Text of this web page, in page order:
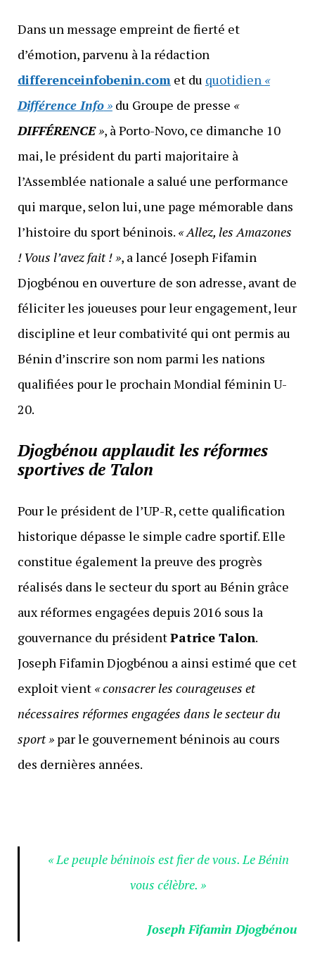
Dans un message empreint de fierté et
d’émotion, parvenu à la rédaction
differenceinfobenin.comet du quotidien «
Différence Info»du Groupe de presse «
DIFFÉRENCE», à Porto-Novo, ce dimanche 10
mai, le président du parti majoritaire à
l’Assemblée nationale a salué une performance
qui marque, selon lui, une page mémorable dans
l’histoire du sport béninois. « Allez, les Amazones
! Vous l’avez fait ! », a lancé Joseph Fifamin
Djogbénou en ouverture de son adresse, avant de
féliciter les joueuses pour leur engagement, leur
discipline et leur combativité qui ont permis au
Bénin d’inscrire son nom parmi les nations
qualifiées pour le prochain Mondial féminin U-
20.
Djogbénou applaudit les réformes
sportives de Talon
Pour le président de l’UP-R, cette qualification
historique dépasse le simple cadre sportif. Elle
constitue également la preuve des progrès
réalisés dans le secteur du sport au Bénin grâce
aux réformes engagées depuis 2016 sous la
gouvernance du présidentPatrice Talon.
Joseph Fifamin Djogbénou a ainsi estimé que cet
exploit vient « consacrer les courageuses et
nécessaires réformes engagées dans le secteur du
sport »par le gouvernement béninois au cours
des dernières années.
« Le peuple béninois est fier de vous. Le Bénin
vous célèbre. »
Joseph Fifamin Djogbénou